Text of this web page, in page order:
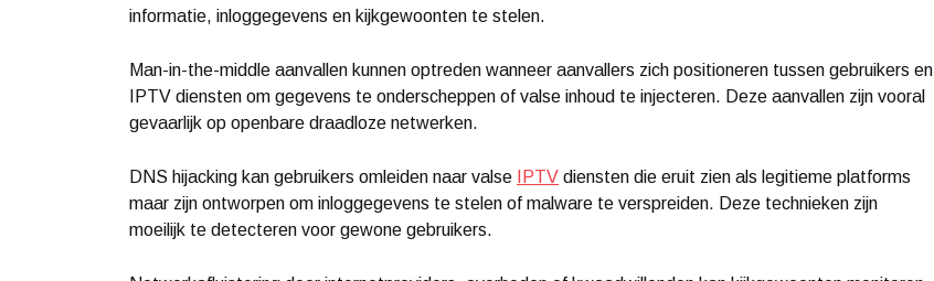
informatie, inloggegevens en kijkgewoonten te stelen.
Man-in-the-middle aanvallen kunnen optreden wanneer aanvallers zich positioneren tussen gebruikers en
IPTV diensten om gegevens te onderscheppen of valse inhoud te injecteren. Deze aanvallen zijn vooral
gevaarlijk op openbare draadloze netwerken.
DNS hijacking kan gebruikers omleiden naar valse IPTV diensten die eruit zien als legitieme platforms
maar zijn ontworpen om inloggegevens te stelen of malware te verspreiden. Deze technieken zijn
moeilijk te detecteren voor gewone gebruikers.